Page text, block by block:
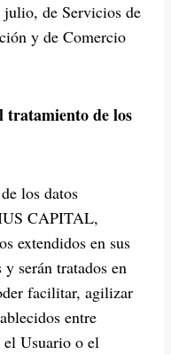
de Servicios de
y de Comercio
tratamiento de los
los datos
CAPITAL,
extendidos en sus
serán tratados en
facilitar, agilizar
entre
Usuario o el